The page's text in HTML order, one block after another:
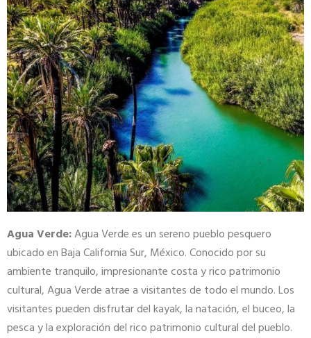
Agua Verde:Agua Verde es un sereno pueblo pesquero
ubicado en Baja California Sur, México. Conocido por su
ambiente tranquilo, impresionante costa y rico patrimonio
cultural, Agua Verde atrae a visitantes de todo el mundo. Los
visitantes pueden disfrutar del kayak, la natación, el buceo, la
pesca y la exploración del rico patrimonio cultural del pueblo.